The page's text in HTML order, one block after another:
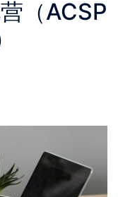
（ACSP